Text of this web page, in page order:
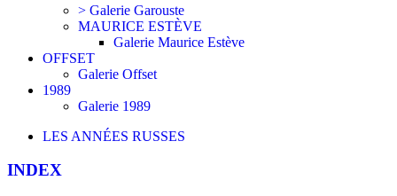
> Galerie Garouste
MAURICE ESTÈVE
Galerie Maurice Estève
OFFSET
Galerie Offset
1989
Galerie 1989
LES ANNÉES RUSSES
INDEX